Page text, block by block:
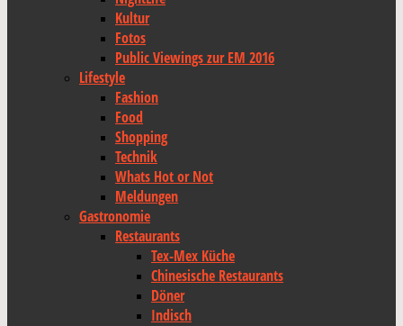
Kultur
Fotos
Public Viewings zur EM 2016
Lifestyle
Fashion
Food
Shopping
Technik
Whats Hot or Not
Meldungen
Gastronomie
Restaurants
Tex-Mex Küche
Chinesische Restaurants
Döner
Indisch